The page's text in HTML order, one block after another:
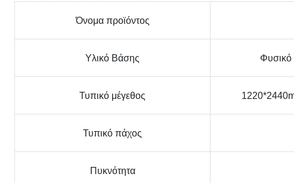
Όνομα προϊόντος
Υλικό Βάσης Φυσικό
Τυπικό μέγεθος
Τυπικό πάχος
Πυκνότητα